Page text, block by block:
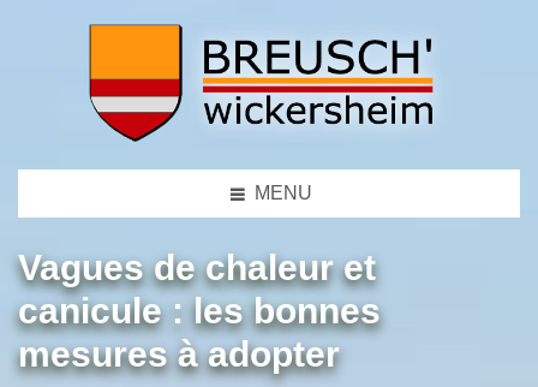
MENU
Vagues de chaleur et
canicule : les bonnes
mesures à adopter